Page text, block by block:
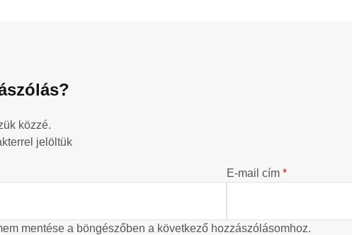
közzé.
jelöltük
E-mail cím *
mentése a böngészőben a következő hozzászólásomhoz.